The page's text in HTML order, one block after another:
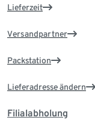
Lieferzeit
Versandpartner
Packstation
Lieferadresse ändern
Filialabholung